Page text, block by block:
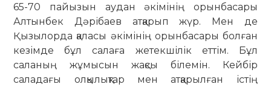
65-70 пайызын аудан әкімінің орынбасары
Алтынбек Дәрібаев атқарып жүр. Мен де
Қызылорда қаласы әкімінің орынбасары болған
кезімде бұл салаға жетекшілік еттім. Бұл
саланың жұмысын жақсы білемін. Кейбір
саладағы олқылықтар мен атқарылған істің